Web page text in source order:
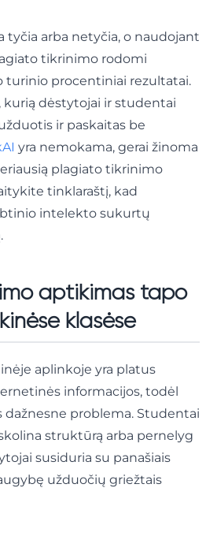
tyčia arba netyčia, o naudojant
tikrinimo rodomi
turinio procentiniai rezultatai.
kurią dėstytojai ir studentai
ir paskaitas be
yra nemokama, gerai žinoma
plagiato tikrinimo
tinklaraštį, kad
intelekto sukurtų
aptikimas tapo
klasėse
aplinkoje yra platus
informacijos, todėl
dažnesne problema. Studentai
struktūrą arba pernelyg
susiduria su panašiais
užduočių griežtais